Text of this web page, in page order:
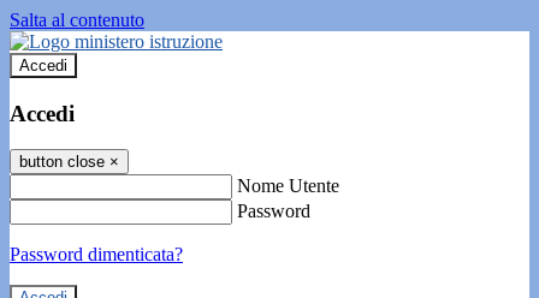
Salta al contenuto
Accedi
Accedi
button close ×
Nome Utente
Password
Password dimenticata?